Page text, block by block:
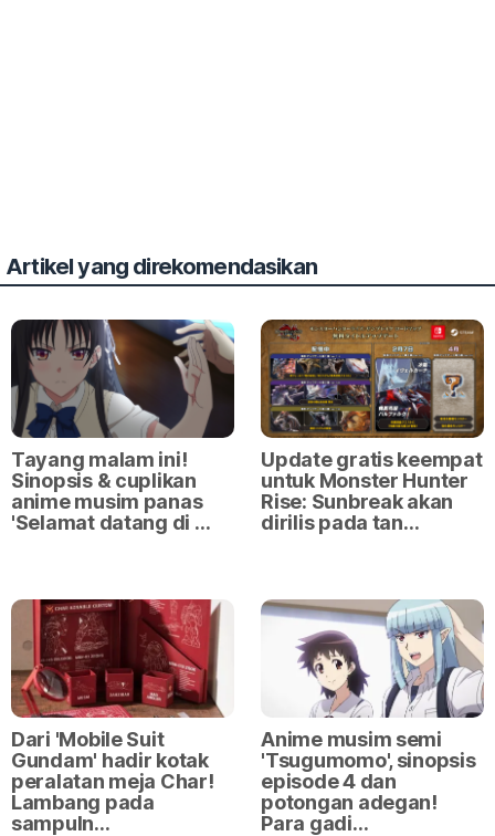
Artikel yang direkomendasikan
Tayang malam ini!
Sinopsis & cuplikan
anime musim panas
'Selamat datang di …
Update gratis keempat
untuk Monster Hunter
Rise: Sunbreak akan
dirilis pada tan…
Dari 'Mobile Suit
Gundam' hadir kotak
peralatan meja Char!
Lambang pada
sampuln…
Anime musim semi
'Tsugumomo', sinopsis
episode 4 dan
potongan adegan!
Para gadi…